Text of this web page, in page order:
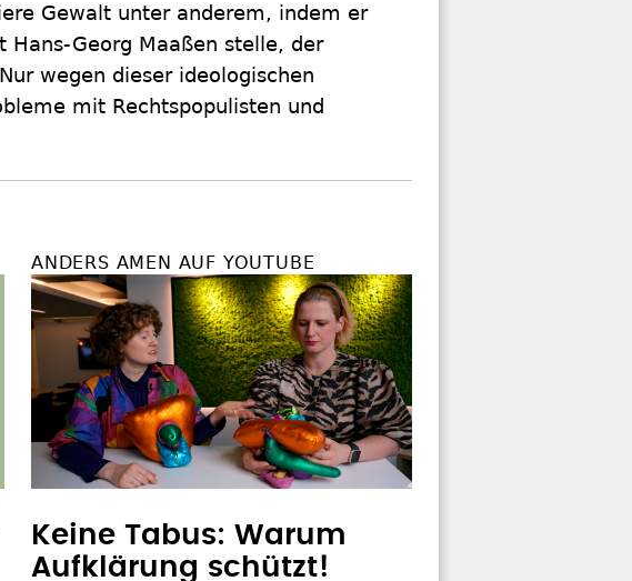
Gewalt unter anderem, indem er
Hans-Georg Maaßen stelle, der
wegen dieser ideologischen
mit Rechtspopulisten und
ANDERS AMEN AUF YOUTUBE
Keine Tabus: Warum
Aufklärung schützt!